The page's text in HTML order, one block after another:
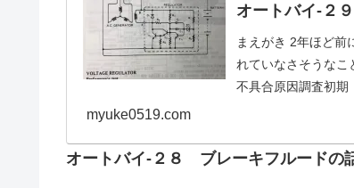
オートバイ-２
まえがき 2年ほど前
れていなさそうな
不具合原因調査初
myuke0519.com
オートバイ-２８ ブレーキフルードの